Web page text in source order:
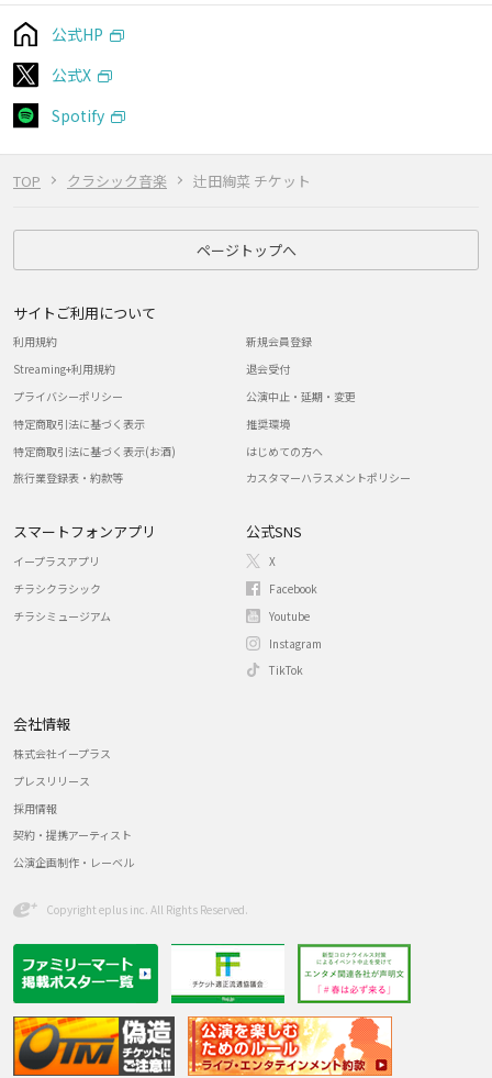
TOP クラシック音楽 辻田絢菜 チケット
公式HP
公式X
Spotify
ページトップへ
サイトご利用について
利用規約
Streaming+利用規約
プライバシーポリシー
特定商取引法に基づく表示
特定商取引法に基づく表示(お酒)
旅行業登録表・約款等
新規会員登録
退会受付
公演中止・延期・変更
推奨環境
はじめての方へ
カスタマーハラスメントポリシー
スマートフォンアプリ
イープラスアプリ
チラシクラシック
チラシミュージアム
公式SNS
X
Facebook
Youtube
Instagram
TikTok
会社情報
株式会社イープラス
プレスリリース
採用情報
契約・提携アーティスト
公演企画制作・レーベル
Copyright eplus inc. All Rights Reserved.